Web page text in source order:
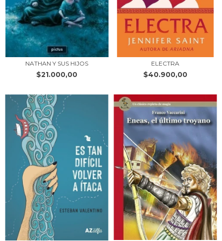
NATHAN Y SUS HIJOS
$21.000,00
ELECTRA
$40.900,00